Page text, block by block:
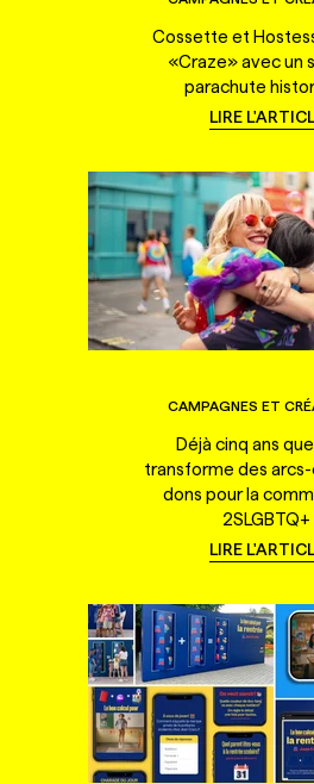
Cossette et
«Craze» avec un
parachute
LIRE
CAMPAGNES ET
Déjà cinq ans
transforme des
dons pour la
2SLGBTQ+
LIRE